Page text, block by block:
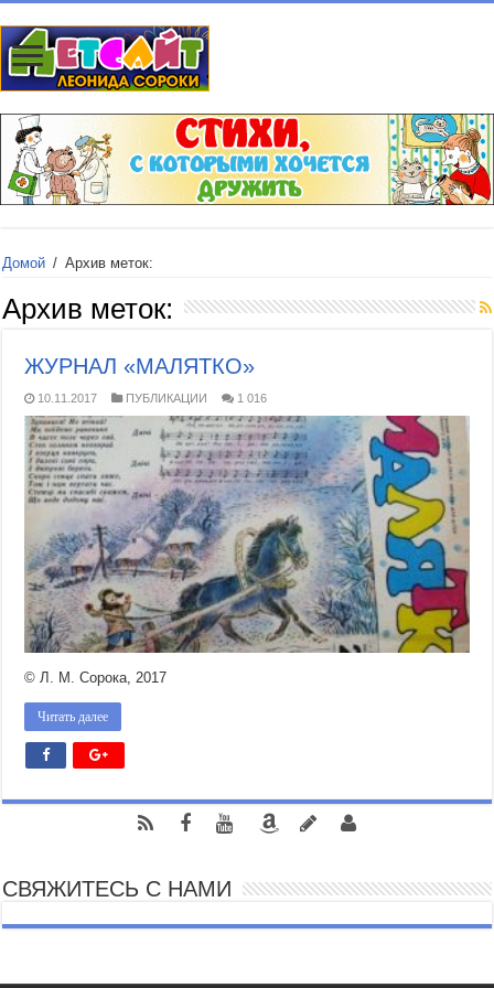
Домой / Архив меток:
Архив меток:
ЖУРНАЛ «МАЛЯТКО»
10.11.2017 ПУБЛИКАЦИИ 1 016
© Л. М. Сорока, 2017
Читать далее
СВЯЖИТЕСЬ С НАМИ